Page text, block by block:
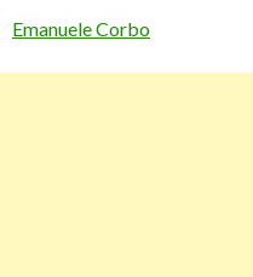
Emanuele Corbo